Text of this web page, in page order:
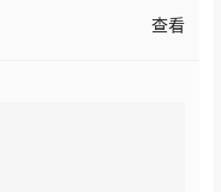
查看